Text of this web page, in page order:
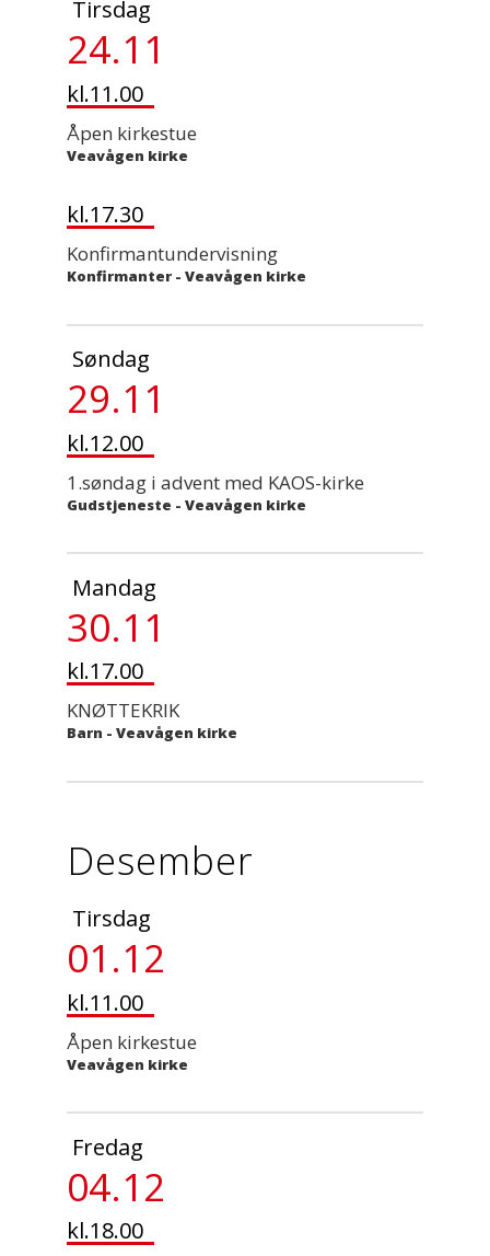
Tirsdag
24.11
kl.11.00
Åpen kirkestue
Veavågen kirke
kl.17.30
Konfirmantundervisning
Konfirmanter - Veavågen kirke
Søndag
29.11
kl.12.00
1.søndag i advent med KAOS-kirke
Gudstjeneste - Veavågen kirke
Mandag
30.11
kl.17.00
KNØTTEKRIK
Barn - Veavågen kirke
Desember
Tirsdag
01.12
kl.11.00
Åpen kirkestue
Veavågen kirke
Fredag
04.12
kl.18.00